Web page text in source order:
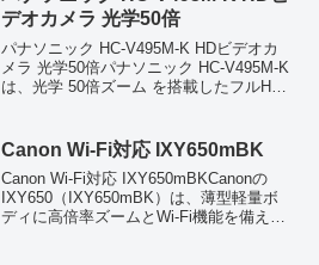
デオカメラ 光学50倍
パナソニック HC-V495M-K HDビデオカ
メラ 光学50倍パナソニック HC‑V495M‑K
は、光学 50倍ズーム を搭載したフルHD
は「5軸ハイブリッド方式」...
Canon Wi-Fi対応 IXY650mBK
Canon Wi-Fi対応 IXY650mBKCanonの
IXY650（IXY650mBK）は、薄型軽量ボ
ディに高倍率ズームとWi‑Fi機能を備えた